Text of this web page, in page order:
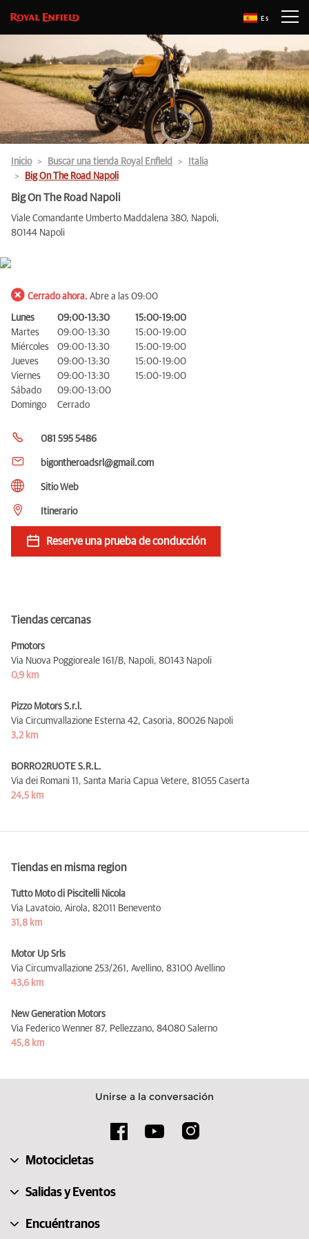
Es
Inicio Buscar una tienda Royal Enfield
Italia
Big On The Road Napoli
Big On The Road Napoli
Viale Comandante Umberto Maddalena 380, Napoli,
80144 Napoli
Cerrado ahora. Abre a las 09:00
Lunes 09:00-13:30
15:00-19:00
Martes
09:00-13:30
15:00-19:00
Miércoles
09:00-13:30
15:00-19:00
Jueves
09:00-13:30
15:00-19:00
Viernes
09:00-13:30
15:00-19:00
Sábado
09:00-13:00
Domingo
Cerrado
081 595 5486
bigontheroadsrl@gmail.com
Sitio Web
Itinerario
Reserve una prueba de conducción
Tiendas cercanas
Pmotors
Via Nuova Poggioreale 161/B, Napoli, 80143 Napoli
0,9 km
Pizzo Motors S.r.l.
Via Circumvallazione Esterna 42, Casoria, 80026 Napoli
3,2 km
BORRO2RUOTE S.R.L.
Via dei Romani 11, Santa Maria Capua Vetere, 81055 Caserta
24,5 km
Tiendas en misma region
Tutto Moto di Piscitelli Nicola
Via Lavatoio, Airola, 82011 Benevento
31,8 km
Motor Up Srls
Via Circumvallazione 253/261, Avellino, 83100 Avellino
43,6 km
New Generation Motors
Via Federico Wenner 87, Pellezzano, 84080 Salerno
45,8 km
Unirse a la conversación
Motocicletas
Salidas y Eventos
Encuéntranos